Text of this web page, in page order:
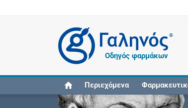
®
Οδηγός φαρμάκων
Περιεχόμενα